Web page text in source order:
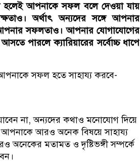
হলেই আপনাকে সফল বলে দেওয়া যায়
অর্থাৎ অন্যদের সঙ্গে আপনার
সফলতাও। আপনার যোগাযোগের
পারলে ক্যারিয়ারের সর্বোচ্চ ধাপে
সফল হতে সাহায্য করবে-
না, অন্যদের কথাও মনোযোগ দিয়ে
আরও অনেক বিষয়ে সাহায্য
মতামত ও দৃষ্টিভঙ্গী সম্পর্কে